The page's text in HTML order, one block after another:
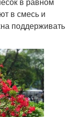
в смесь и
поддерживать